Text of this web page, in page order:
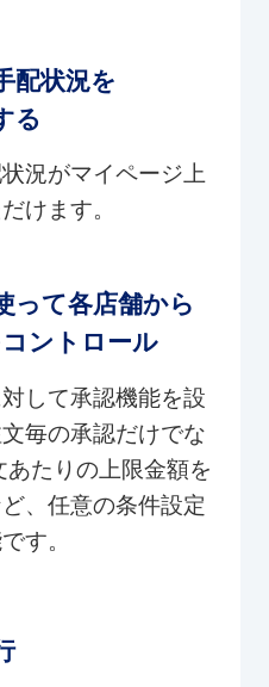
配状況を
る
況がマイページ上
けます。
って各店舗から
ントロール
して承認機能を設
毎の承認だけでな
あたりの上限金額を
、任意の条件設定
す。